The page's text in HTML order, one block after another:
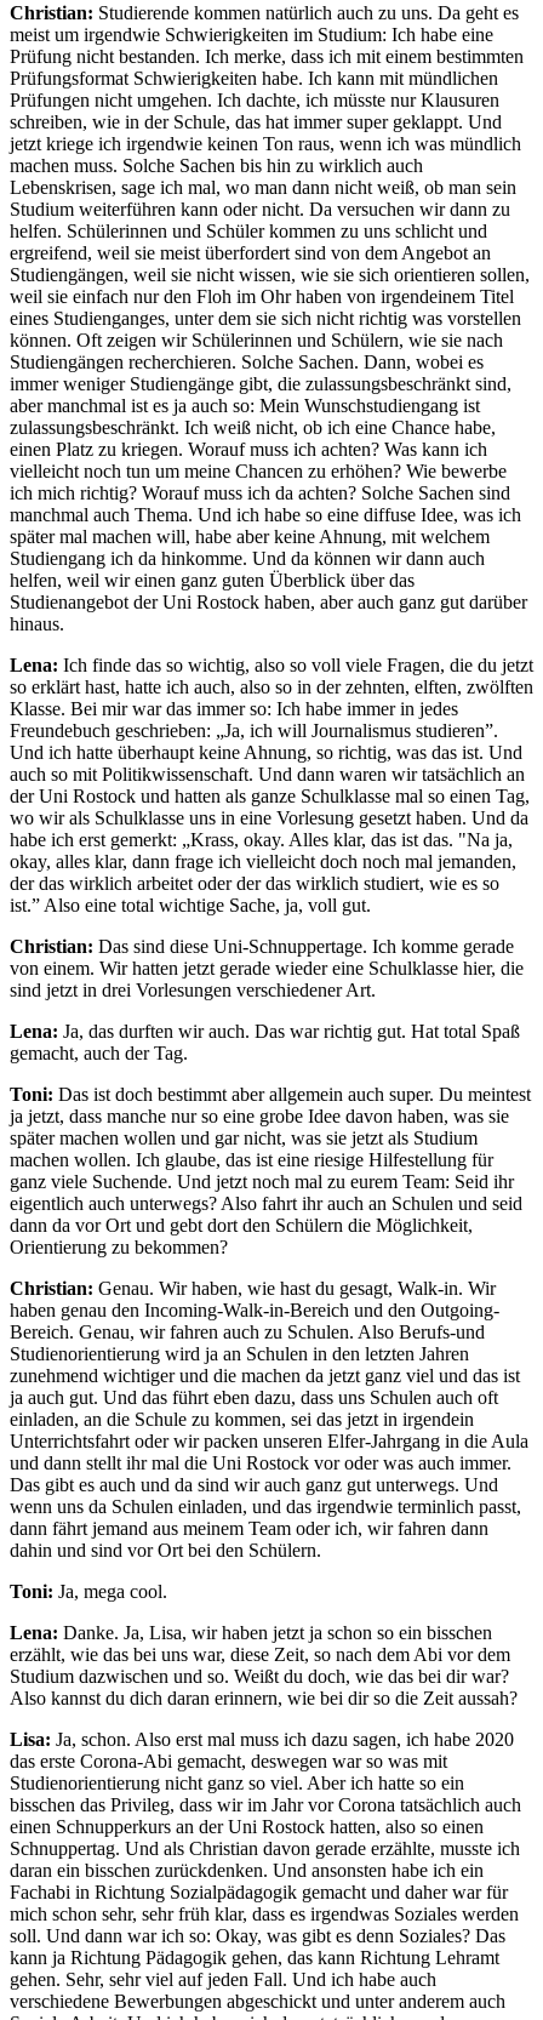
Christian: Studierende kommen natürlich auch zu uns. Da geht es
meist um irgendwie Schwierigkeiten im Studium: Ich habe eine
Prüfung nicht bestanden. Ich merke, dass ich mit einem bestimmten
Prüfungsformat Schwierigkeiten habe. Ich kann mit mündlichen
Prüfungen nicht umgehen. Ich dachte, ich müsste nur Klausuren
schreiben, wie in der Schule, das hat immer super geklappt. Und
jetzt kriege ich irgendwie keinen Ton raus, wenn ich was mündlich
machen muss. Solche Sachen bis hin zu wirklich auch
Lebenskrisen, sage ich mal, wo man dann nicht weiß, ob man sein
Studium weiterführen kann oder nicht. Da versuchen wir dann zu
helfen. Schülerinnen und Schüler kommen zu uns schlicht und
ergreifend, weil sie meist überfordert sind von dem Angebot an
Studiengängen, weil sie nicht wissen, wie sie sich orientieren sollen,
weil sie einfach nur den Floh im Ohr haben von irgendeinem Titel
eines Studienganges, unter dem sie sich nicht richtig was vorstellen
können. Oft zeigen wir Schülerinnen und Schülern, wie sie nach
Studiengängen recherchieren. Solche Sachen. Dann, wobei es
immer weniger Studiengänge gibt, die zulassungsbeschränkt sind,
aber manchmal ist es ja auch so: Mein Wunschstudiengang ist
zulassungsbeschränkt. Ich weiß nicht, ob ich eine Chance habe,
einen Platz zu kriegen. Worauf muss ich achten? Was kann ich
vielleicht noch tun um meine Chancen zu erhöhen? Wie bewerbe
ich mich richtig? Worauf muss ich da achten? Solche Sachen sind
manchmal auch Thema. Und ich habe so eine diffuse Idee, was ich
später mal machen will, habe aber keine Ahnung, mit welchem
Studiengang ich da hinkomme. Und da können wir dann auch
helfen, weil wir einen ganz guten Überblick über das
Studienangebot der Uni Rostock haben, aber auch ganz gut darüber
hinaus.
Lena: Ich finde das so wichtig, also so voll viele Fragen, die du jetzt
so erklärt hast, hatte ich auch, also so in der zehnten, elften, zwölften
Klasse. Bei mir war das immer so: Ich habe immer in jedes
Freundebuch geschrieben: „Ja, ich will Journalismus studieren”.
Und ich hatte überhaupt keine Ahnung, so richtig, was das ist. Und
auch so mit Politikwissenschaft. Und dann waren wir tatsächlich an
der Uni Rostock und hatten als ganze Schulklasse mal so einen Tag,
wo wir als Schulklasse uns in eine Vorlesung gesetzt haben. Und da
habe ich erst gemerkt: „Krass, okay. Alles klar, das ist das. "Na ja,
okay, alles klar, dann frage ich vielleicht doch noch mal jemanden,
der das wirklich arbeitet oder der das wirklich studiert, wie es so
ist.” Also eine total wichtige Sache, ja, voll gut.
Christian: Das sind diese Uni-Schnuppertage. Ich komme gerade
von einem. Wir hatten jetzt gerade wieder eine Schulklasse hier, die
sind jetzt in drei Vorlesungen verschiedener Art.
Lena: Ja, das durften wir auch. Das war richtig gut. Hat total Spaß
gemacht, auch der Tag.
Toni: Das ist doch bestimmt aber allgemein auch super. Du meintest
ja jetzt, dass manche nur so eine grobe Idee davon haben, was sie
später machen wollen und gar nicht, was sie jetzt als Studium
machen wollen. Ich glaube, das ist eine riesige Hilfestellung für
ganz viele Suchende. Und jetzt noch mal zu eurem Team: Seid ihr
eigentlich auch unterwegs? Also fahrt ihr auch an Schulen und seid
dann da vor Ort und gebt dort den Schülern die Möglichkeit,
Orientierung zu bekommen?
Christian: Genau. Wir haben, wie hast du gesagt, Walk-in. Wir
haben genau den Incoming-Walk-in-Bereich und den Outgoing-
Bereich. Genau, wir fahren auch zu Schulen. Also Berufs-und
Studienorientierung wird ja an Schulen in den letzten Jahren
zunehmend wichtiger und die machen da jetzt ganz viel und das ist
ja auch gut. Und das führt eben dazu, dass uns Schulen auch oft
einladen, an die Schule zu kommen, sei das jetzt in irgendein
Unterrichtsfahrt oder wir packen unseren Elfer-Jahrgang in die Aula
und dann stellt ihr mal die Uni Rostock vor oder was auch immer.
Das gibt es auch und da sind wir auch ganz gut unterwegs. Und
wenn uns da Schulen einladen, und das irgendwie terminlich passt,
dann fährt jemand aus meinem Team oder ich, wir fahren dann
dahin und sind vor Ort bei den Schülern.
Toni: Ja, mega cool.
Lena: Danke. Ja, Lisa, wir haben jetzt ja schon so ein bisschen
erzählt, wie das bei uns war, diese Zeit, so nach dem Abi vor dem
Studium dazwischen und so. Weißt du doch, wie das bei dir war?
Also kannst du dich daran erinnern, wie bei dir so die Zeit aussah?
Lisa: Ja, schon. Also erst mal muss ich dazu sagen, ich habe 2020
das erste Corona-Abi gemacht, deswegen war so was mit
Studienorientierung nicht ganz so viel. Aber ich hatte so ein
bisschen das Privileg, dass wir im Jahr vor Corona tatsächlich auch
einen Schnupperkurs an der Uni Rostock hatten, also so einen
Schnuppertag. Und als Christian davon gerade erzählte, musste ich
daran ein bisschen zurückdenken. Und ansonsten habe ich ein
Fachabi in Richtung Sozialpädagogik gemacht und daher war für
mich schon sehr, sehr früh klar, dass es irgendwas Soziales werden
soll. Und dann war ich so: Okay, was gibt es denn Soziales? Das
kann ja Richtung Pädagogik gehen, das kann Richtung Lehramt
gehen. Sehr, sehr viel auf jeden Fall. Und ich habe auch
verschiedene Bewerbungen abgeschickt und unter anderem auch